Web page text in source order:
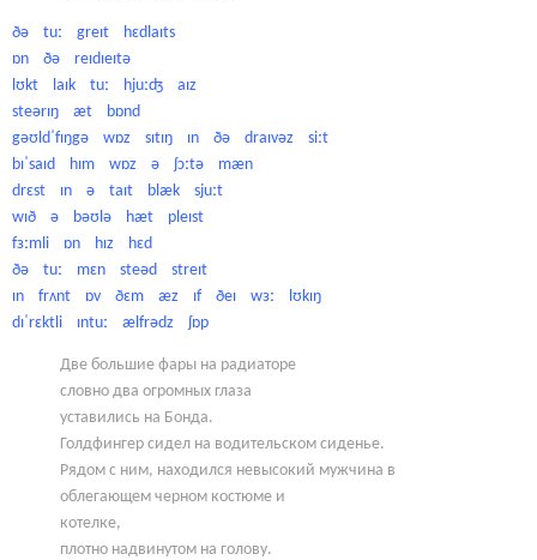
ðə tuː greɪt hɛdlaɪts
ɒn ðə reɪdɪeɪtə
lʊkt laɪk tuː hjuːʤ aɪz
steərɪŋ æt bɒnd
gəʊldˈfɪŋgə wɒz sɪtɪŋ ɪn ðə draɪvəz siːt
bɪˈsaɪd hɪm wɒz ə ʃɔːtə mæn
drɛst ɪn ə taɪt blæk sjuːt
wɪð ə bəʊlə hæt pleɪst
fɜːmli ɒn hɪz hɛd
ðə tuː mɛn steəd streɪt
ɪn frʌnt ɒv ðɛm æz ɪf ðeɪ wɜː lʊkɪŋ
dɪˈrɛktli ɪntuː ælfrədz ʃɒp
Две большие фары на радиаторе
словно два огромных глаза
уставились на Бонда.
Голдфингер сидел на водительском сиденье.
Рядом с ним, находился невысокий мужчина в
облегающем черном костюме и
котелке,
плотно надвинутом на голову.